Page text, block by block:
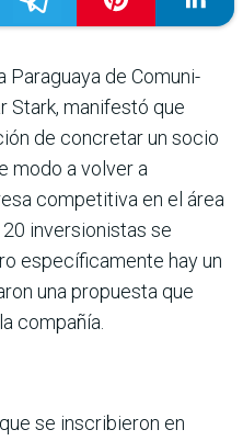
Paraguaya de Comuni­
Stark, manifestó que
de concretar un socio
modo a volver a
competitiva en el área
inversionis­tas se
específicamente hay un
una propuesta que
compañía.
se inscribieron en